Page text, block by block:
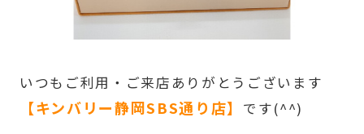
いつもご利用・ご来店ありがとうございます
【キンバリー静岡SBS通り店】 です(^^)